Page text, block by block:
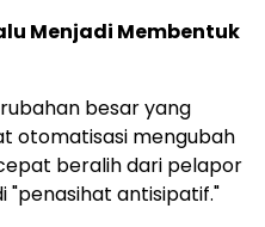
Menjadi Membentuk
besar yang
otomatisasi mengubah
beralih dari pelapor
"penasihat antisipatif."